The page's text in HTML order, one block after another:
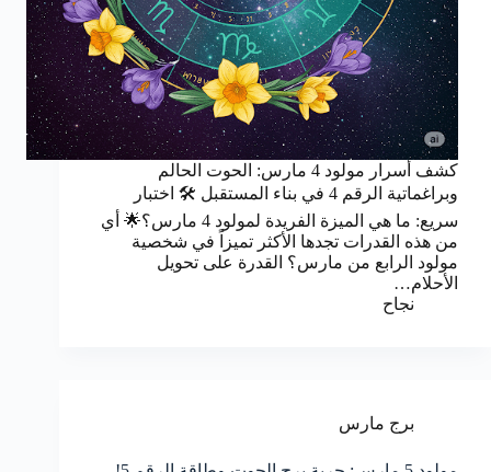
كشف أسرار مولود 4 مارس: الحوت الحالم
وبراغماتية الرقم 4 في بناء المستقبل 🛠️ اختبار
سريع: ما هي الميزة الفريدة لمولود 4 مارس؟🌟 أي
من هذه القدرات تجدها الأكثر تميزاً في شخصية
مولود الرابع من مارس؟ القدرة على تحويل
الأحلام…
نجاح
برج مارس